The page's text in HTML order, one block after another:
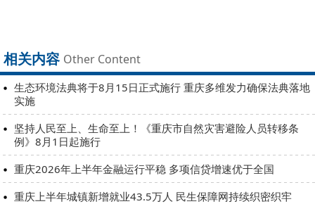
相关内容 Other Content
生态环境法典将于8月15日正式施行 重庆多维发力确保法典落地
实施
坚持人民至上、生命至上！《重庆市自然灾害避险人员转移条
例》8月1日起施行
重庆2026年上半年金融运行平稳 多项信贷增速优于全国
重庆上半年城镇新增就业43.5万人 民生保障网持续织密织牢